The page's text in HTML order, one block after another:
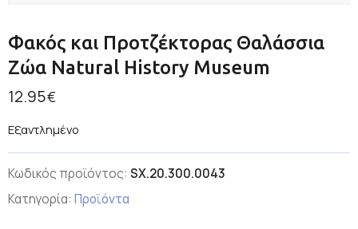
Φακός και Προτζέκτορας Θαλάσσια
Ζώα Natural History Museum
12.95€
Εξαντλημένο
Κωδικός προϊόντος: SX.20.300.0043
Κατηγορία: Προϊόντα